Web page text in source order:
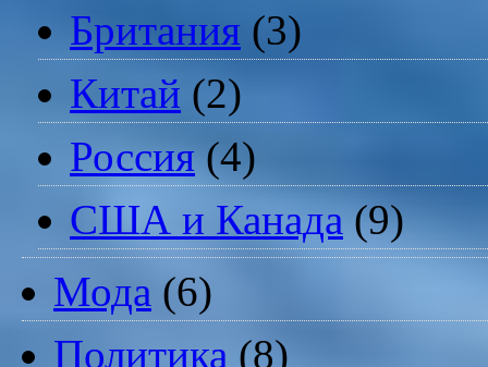
Британия (3)
Китай (2)
Россия (4)
США и Канада (9)
Мода (6)
Политика (8)